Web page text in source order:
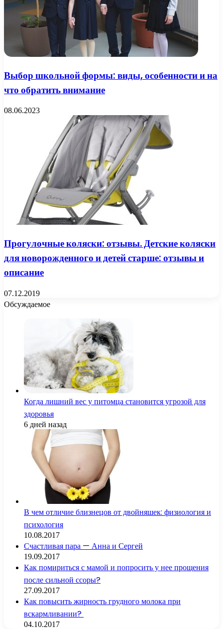
Выбор школьной формы: виды, особенности и на
что обратить внимание
08.06.2023
Прогулочные коляски: отзывы. Детские коляски
для новорожденного и детей старше: отзывы и
описание
07.12.2019
Обсуждаемое
Когда лишний вес у питомца становится угрозой для
здоровья
6 дней назад
В чем отличие близнецов от двойняшек: физиология и
психология
10.08.2017
Счастливая пара — Анна и Сергей
19.09.2017
Как помириться с мамой и попросить у нее прощения
после сильной ссоры?
27.09.2017
Как повысить жирность грудного молока при
вскармливании?
04.10.2017